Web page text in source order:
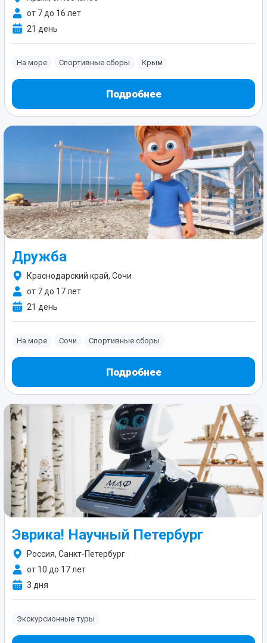
от 7 до 16 лет
21 день
На море Спортивные сборы Крым
Подробнее
Дружба
Краснодарский край, Сочи
от 7 до 17 лет
21 день
На море Сочи Спортивные сборы
Подробнее
Эврика! Научный Петербург
Россия, Санкт-Петербург
от 10 до 17 лет
3 дня
Экскурсионные туры